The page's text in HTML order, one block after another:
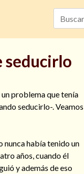
seducirlo
problema que tenía
seducirlo-. Veamos
nunca había tenido un
años, cuando él
y además de eso